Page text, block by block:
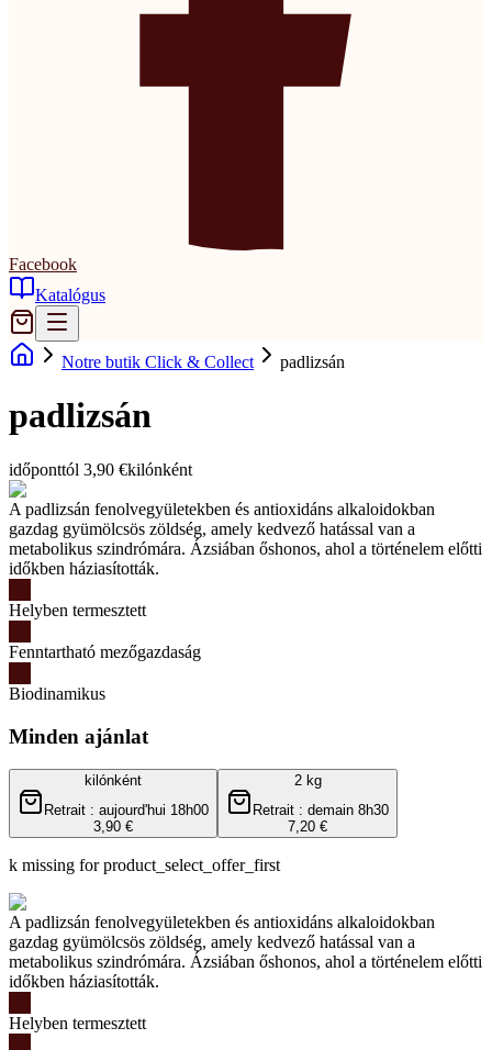
Facebook
Katalógus
Notre butik Click & Collect padlizsán
padlizsán
időponttól 3,90 €kilónként
A padlizsán fenolvegyületekben és antioxidáns alkaloidokban
gazdag gyümölcsös zöldség, amely kedvező hatással van a
metabolikus szindrómára. Ázsiában őshonos, ahol a történelem előtti
időkben háziasították.
Helyben termesztett
Fenntartható mezőgazdaság
Biodinamikus
Minden ajánlat
kilónként
Retrait : aujourd'hui 18h00
3,90 €
2 kg
Retrait : demain 8h30
7,20 €
k missing for product_select_offer_first
A padlizsán fenolvegyületekben és antioxidáns alkaloidokban
gazdag gyümölcsös zöldség, amely kedvező hatással van a
metabolikus szindrómára. Ázsiában őshonos, ahol a történelem előtti
időkben háziasították.
Helyben termesztett